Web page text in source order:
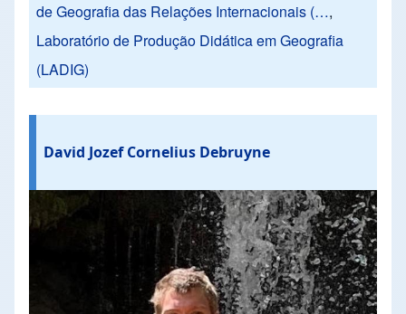
de Geografia das Relações Internacionais (…,
Laboratório de Produção Didática em Geografia
(LADIG)
David Jozef Cornelius Debruyne